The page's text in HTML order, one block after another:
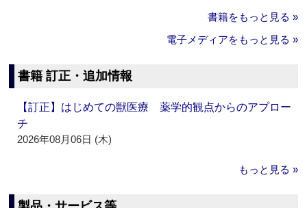
書籍をもっと見る »
電子メディアをもっと見る »
書籍 訂正・追加情報
【訂正】はじめての獣医療 薬学的観点からのアプロー
チ
2026年08月06日 (木)
もっと見る »